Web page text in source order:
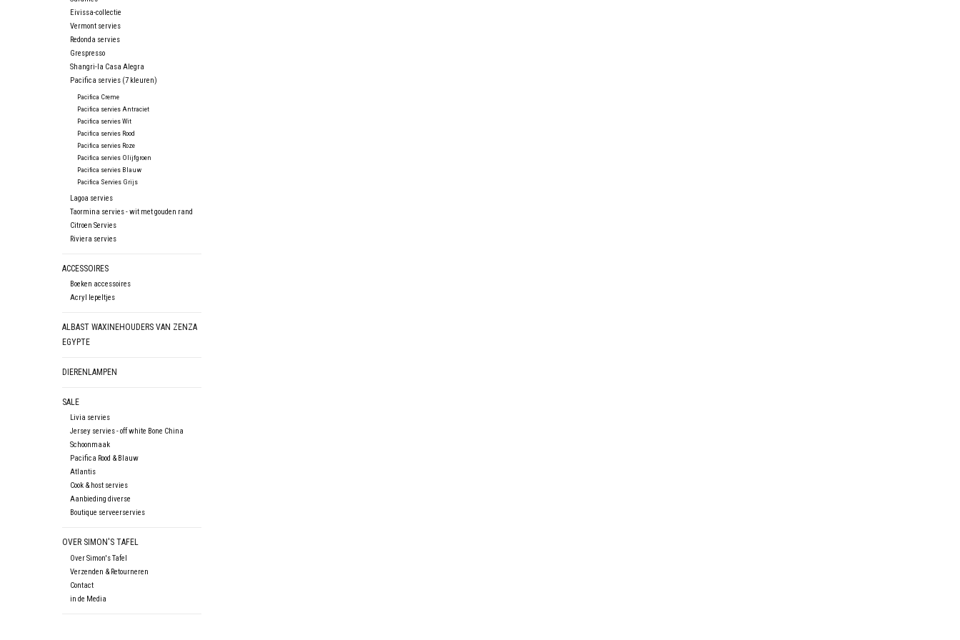
Eivissa-collectie
Vermont servies
Redonda servies
Grespresso
Shangri-la Casa Alegra
Pacifica servies (7 kleuren)
Pacifica Creme
Pacifica servies Antraciet
Pacifica servies Wit
Pacifica servies Rood
Pacifica servies Roze
Pacifica servies Olijfgroen
Pacifica servies Blauw
Pacifica Servies Grijs
Lagoa servies
Taormina servies - wit met gouden rand
Citroen Servies
Riviera servies
ACCESSOIRES
Boeken accessoires
Acryl lepeltjes
ALBAST WAXINEHOUDERS VAN ZENZA
EGYPTE
DIERENLAMPEN
SALE
Livia servies
Jersey servies - off white Bone China
Schoonmaak
Pacifica Rood & Blauw
Atlantis
Cook & host servies
Aanbieding diverse
Boutique serveerservies
OVER SIMON'S TAFEL
Over Simon's Tafel
Verzenden & Retourneren
Contact
in de Media